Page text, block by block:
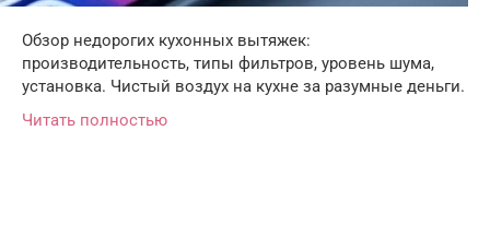
Обзор недорогих кухонных вытяжек:
производительность, типы фильтров, уровень шума,
установка. Чистый воздух на кухне за разумные деньги.
Читать полностью